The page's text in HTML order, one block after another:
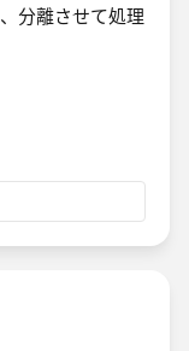
分離させて処理